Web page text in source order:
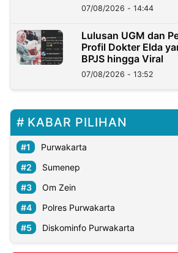
07/08/2026 - 14:44
Lulusan UGM dan
Profil Dokter Elda
BPJS hingga Viral
07/08/2026 - 13:52
KABAR PILIHAN
Purwakarta
Sumenep
Om Zein
Polres Purwakarta
Diskominfo Purwakarta